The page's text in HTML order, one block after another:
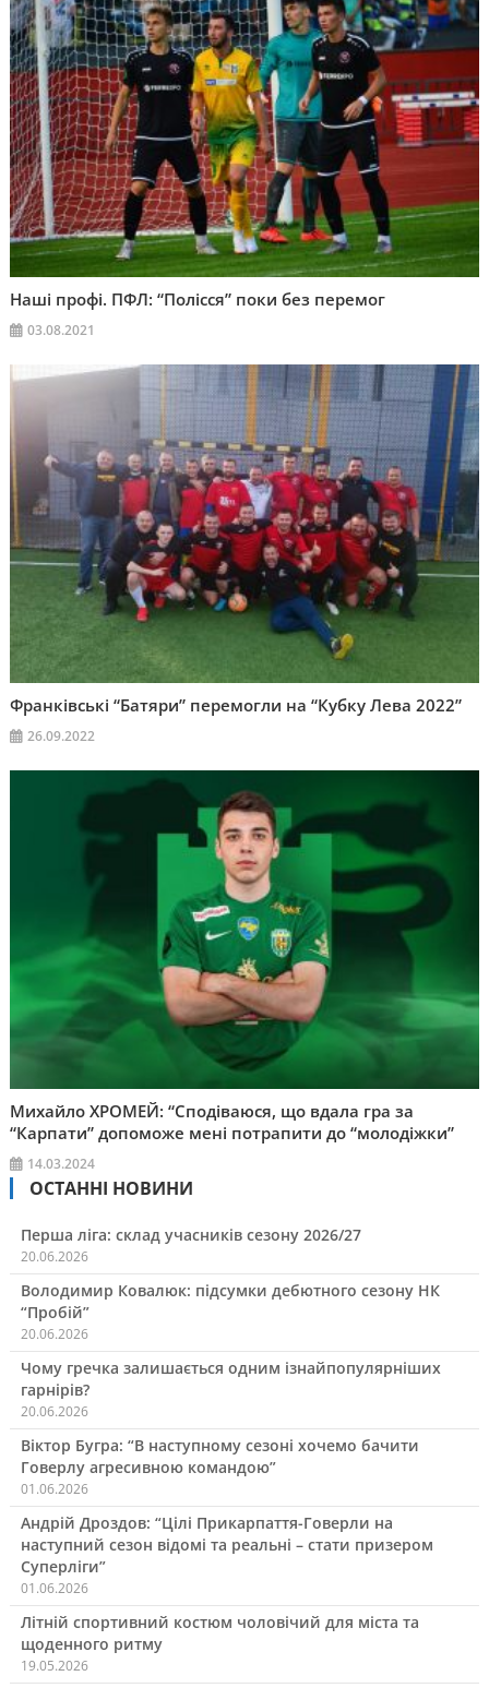
Наші профі. ПФЛ: “Полісся” поки без перемог
03.08.2021
Франківські “Батяри” перемогли на “Кубку Лева 2022”
26.09.2022
Михайло ХРОМЕЙ: “Сподіваюся, що вдала гра за
“Карпати” допоможе мені потрапити до “молодіжки”
14.03.2024
ОСТАННІ НОВИНИ
Перша ліга: склад учасників сезону 2026/27
20.06.2026
Володимир Ковалюк: підсумки дебютного сезону НК
“Пробій”
20.06.2026
Чому гречка залишається одним ізнайпопулярніших
гарнірів?
20.06.2026
Віктор Бугра: “В наступному сезоні хочемо бачити
Говерлу агресивною командою”
01.06.2026
Андрій Дроздов: “Цілі Прикарпаття-Говерли на
наступний сезон відомі та реальні – стати призером
Суперліги”
01.06.2026
Літній спортивний костюм чоловічий для міста та
щоденного ритму
19.05.2026